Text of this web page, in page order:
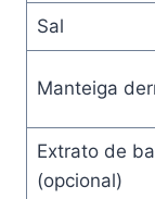
Sal
Manteiga
Extrato de
(opcional)